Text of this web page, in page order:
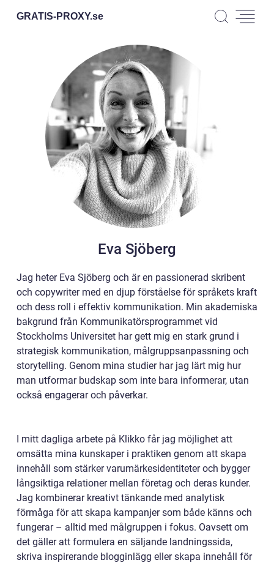
GRATIS-PROXY.se
Eva Sjöberg
Jag heter Eva Sjöberg och är en passionerad skribent
och copywriter med en djup förståelse för språkets kraft
och dess roll i effektiv kommunikation. Min akademiska
bakgrund från Kommunikatörsprogrammet vid
Stockholms Universitet har gett mig en stark grund i
strategisk kommunikation, målgruppsanpassning och
storytelling. Genom mina studier har jag lärt mig hur
man utformar budskap som inte bara informerar, utan
också engagerar och påverkar.
I mitt dagliga arbete på Klikko får jag möjlighet att
omsätta mina kunskaper i praktiken genom att skapa
innehåll som stärker varumärkesidentiteter och bygger
långsiktiga relationer mellan företag och deras kunder.
Jag kombinerar kreativt tänkande med analytisk
förmåga för att skapa kampanjer som både känns och
fungerar – alltid med målgruppen i fokus. Oavsett om
det gäller att formulera en säljande landningssida,
skriva inspirerande blogginlägg eller skapa innehåll för